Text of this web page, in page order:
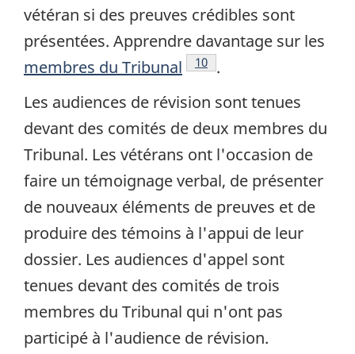
vétéran si des preuves crédibles sont
présentées. Apprendre davantage sur les
membres du Tribunal
Note de bas de page
10 .
Les audiences de révision sont tenues
devant des comités de deux membres du
Tribunal. Les vétérans ont l'occasion de
faire un témoignage verbal, de présenter
de nouveaux éléments de preuves et de
produire des témoins à l'appui de leur
dossier. Les audiences d'appel sont
tenues devant des comités de trois
membres du Tribunal qui n'ont pas
participé à l'audience de révision.